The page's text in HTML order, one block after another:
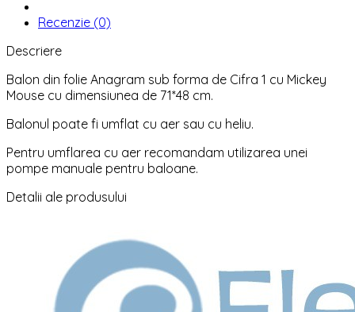
Recenzie (0)
Descriere
Balon din folie Anagram sub forma de Cifra 1 cu Mickey
Mouse cu dimensiunea de 71*48 cm.
Balonul poate fi umflat cu aer sau cu heliu.
Pentru umflarea cu aer recomandam utilizarea unei
pompe manuale pentru baloane.
Detalii ale produsului